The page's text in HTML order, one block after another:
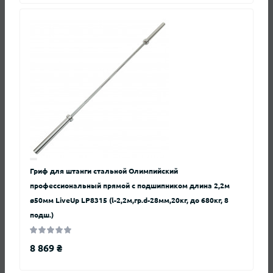
первым, оставьте свой отзыв.
Вопросы и ответы
Гриф для штанги стальной Олимпийский
профессиональный прямой с подшипником длина 2,2м
ø50мм LiveUp LP8315 (l-2,2м,гр.d-28мм,20кг, до 680кг, 8
подш.)
8 869 ₴